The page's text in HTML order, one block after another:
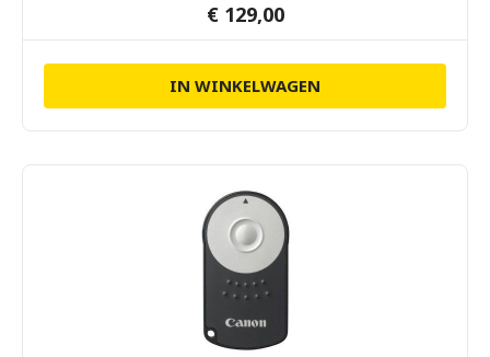
€ 129,00
IN WINKELWAGEN